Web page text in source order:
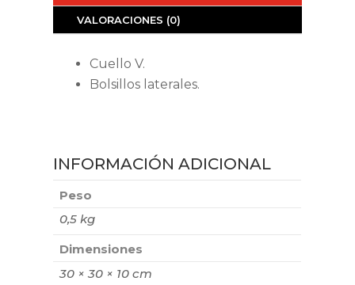
VALORACIONES (0)
Cuello V.
Bolsillos laterales.
INFORMACIÓN ADICIONAL
Peso
0,5 kg
Dimensiones
30 × 30 × 10 cm